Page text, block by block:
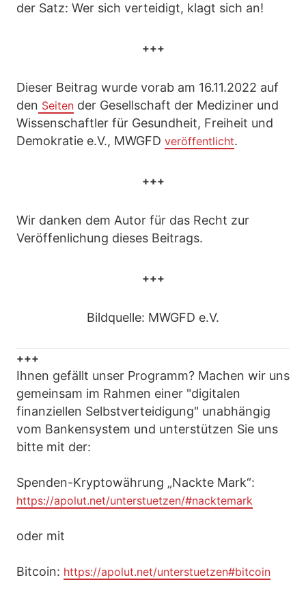
der Satz: Wer sich verteidigt, klagt sich an!
+++
Dieser Beitrag wurde vorab am 16.11.2022 auf
den Seiten der Gesellschaft der Mediziner und
Wissenschaftler für Gesundheit, Freiheit und
Demokratie e.V., MWGFD veröffentlicht.
+++
Wir danken dem Autor für das Recht zur
Veröffenlichung dieses Beitrags.
+++
Bildquelle: MWGFD e.V.
+++
Ihnen gefällt unser Programm? Machen wir uns
gemeinsam im Rahmen einer "digitalen
finanziellen Selbstverteidigung" unabhängig
vom Bankensystem und unterstützen Sie uns
bitte mit der:
Spenden-Kryptowährung „Nackte Mark“:
https://apolut.net/unterstuetzen/#nacktemark
oder mit
Bitcoin: https://apolut.net/unterstuetzen#bitcoin